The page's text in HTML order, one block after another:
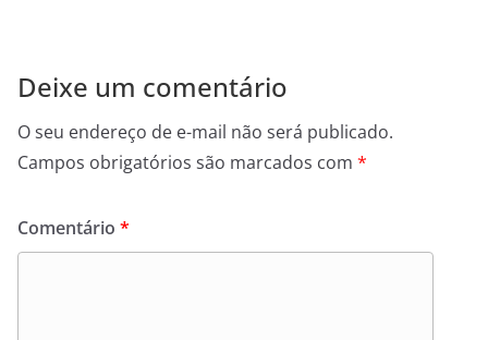
Deixe um comentário
O seu endereço de e-mail não será publicado.
Campos obrigatórios são marcados com *
Comentário *